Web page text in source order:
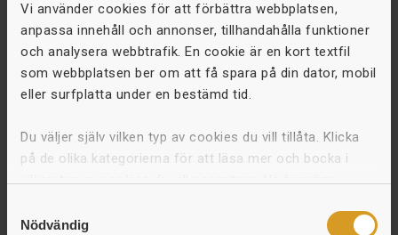
Vi använder cookies för att förbättra webbplatsen,
anpassa innehåll och annonser, tillhandahålla funktioner
och analysera webbtrafik. En cookie är en kort textfil
som webbplatsen ber om att få spara på din dator, mobil
eller surfplatta under en bestämd tid.
Du väljer själv vilken typ av cookies du vill tillåta. Klicka
på de olika kategorierna för att läsa mer och bocka i
vilken typ av cookies du vill acceptera. Nödvändiga
fungera. Om du väljer “Tillåt alla” godkänner du vår
Nödvändig